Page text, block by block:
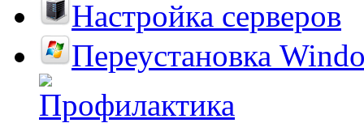
Настройка серверов
Переустановка